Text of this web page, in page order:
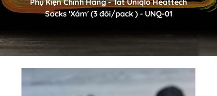
đôi/pack ) - UNQ-01
Phụ Kiện Chính Hãng - Tất Uniqlo Heattech
Socks 'Xám' (3 đôi/pack ) - UNQ-01